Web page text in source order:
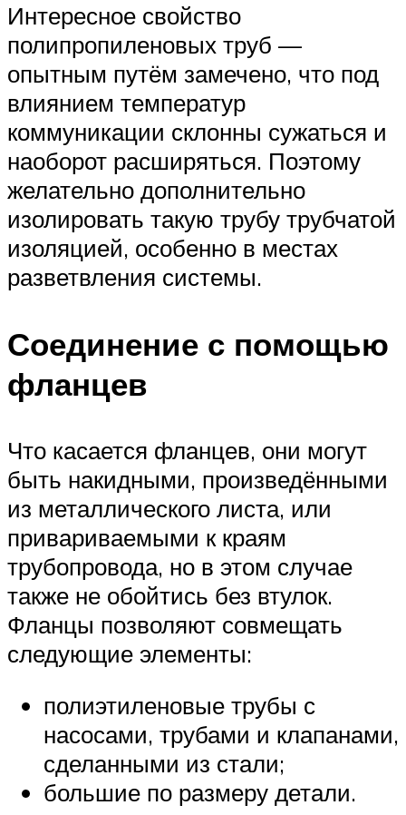
Интересное свойство
полипропиленовых труб —
опытным путём замечено, что под
влиянием температур
коммуникации склонны сужаться и
наоборот расширяться. Поэтому
желательно дополнительно
изолировать такую трубу трубчатой
изоляцией, особенно в местах
разветвления системы.
Соединение с помощью
фланцев
Что касается фланцев, они могут
быть накидными, произведёнными
из металлического листа, или
привариваемыми к краям
трубопровода, но в этом случае
также не обойтись без втулок.
Фланцы позволяют совмещать
следующие элементы:
полиэтиленовые трубы с
насосами, трубами и клапанами,
сделанными из стали;
большие по размеру детали.